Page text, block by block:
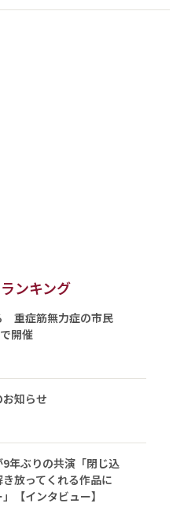
ンキング
重症筋無力症の市民
開催
知らせ
年ぶりの共演「閉じ込
放ってくれる作品に
【インタビュー】